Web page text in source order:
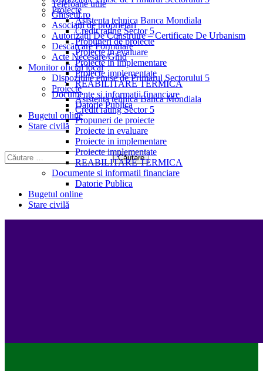
Proiecte
Asistenta tehnica Banca Mondiala
Credit rating Sector 5
Propuneri de proiecte
Proiecte in evaluare
Proiecte in implementare
Proiecte implementate
REABILITARE TERMICA
Documente si informatii financiare
Datorie Publica
Bugetul online
Stare civilă
Telefoane utile
Ghișeul.ro
Asociații de proprietari
Autorizații De Construire – Certificate De Urbanism
Descărcare Formulare
Acte Necesare/Ghid
Monitor oficial local
Dispozitiile emise de Primarul Sectorului 5
Proiecte
Asistenta tehnica Banca Mondiala
Credit rating Sector 5
Propuneri de proiecte
Proiecte in evaluare
Proiecte in implementare
Proiecte implementate
REABILITARE TERMICA
Documente si informatii financiare
Datorie Publica
Bugetul online
Stare civilă